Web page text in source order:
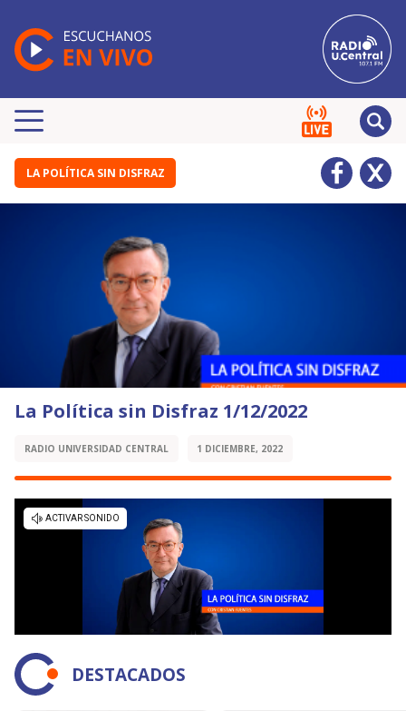
LA POLÍTICA SIN DISFRAZ
La Política sin Disfraz 1/12/2022
RADIO UNIVERSIDAD CENTRAL 1 DICIEMBRE, 2022
DESTACADOS